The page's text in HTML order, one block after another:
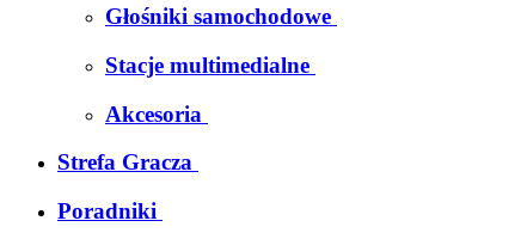
Głośniki samochodowe
Stacje multimedialne
Akcesoria
Strefa Gracza
Poradniki